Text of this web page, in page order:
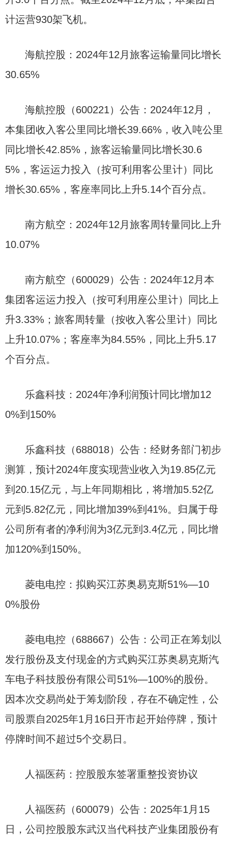
计运营930架飞机。
海航控股：2024年12月旅客运输量同比增长
30.65%
海航控股（600221）公告：2024年12月，
本集团收入客公里同比增长39.66%，收入吨公里
同比增长42.85%，旅客运输量同比增长30.6
5%，客运运力投入（按可利用客公里计）同比
增长30.65%，客座率同比上升5.14个百分点。
南方航空：2024年12月旅客周转量同比上升
10.07%
南方航空（600029）公告：2024年12月本
集团客运运力投入（按可利用座公里计）同比上
升3.33%；旅客周转量（按收入客公里计）同比
上升10.07%；客座率为84.55%，同比上升5.17
个百分点。
乐鑫科技：2024年净利润预计同比增加12
0%到150%
乐鑫科技（688018）公告：经财务部门初步
测算，预计2024年度实现营业收入为19.85亿元
到20.15亿元，与上年同期相比，将增加5.52亿
元到5.82亿元，同比增加39%到41%。归属于母
公司所有者的净利润为3亿元到3.4亿元，同比增
加120%到150%。
菱电电控：拟购买江苏奥易克斯51%—10
0%股份
菱电电控（688667）公告：公司正在筹划以
发行股份及支付现金的方式购买江苏奥易克斯汽
车电子科技股份有限公司51%—100%的股份。
因本次交易尚处于筹划阶段，存在不确定性，公
司股票自2025年1月16日开市起开始停牌，预计
停牌时间不超过5个交易日。
人福医药：控股股东签署重整投资协议
人福医药（600079）公告：2025年1月15
日，公司控股股东武汉当代科技产业集团股份有